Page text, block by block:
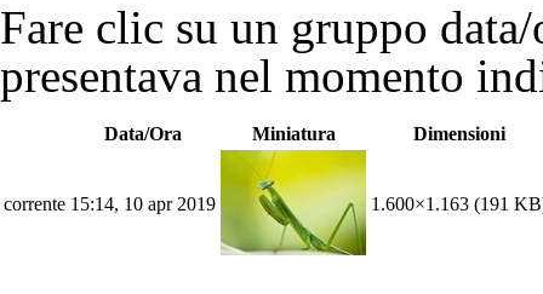
Fare clic su un gruppo
presentava nel momento
Data/Ora Miniatura Dimensioni
corrente 15:14, 10 apr 2019 1.600×1.163 (191